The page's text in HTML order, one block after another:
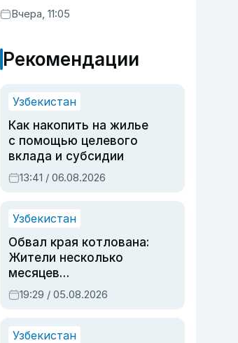
учащихся
Вчера, 11:05
Рекомендации
Узбекистан
Как накопить на жилье
с помощью целевого
вклада и субсидии
13:41 / 06.08.2026
Узбекистан
Обвал края котлована:
Жители несколько
месяцев
предупреждали об
опасности, но стройка
19:29 / 05.08.2026
Узбекистан